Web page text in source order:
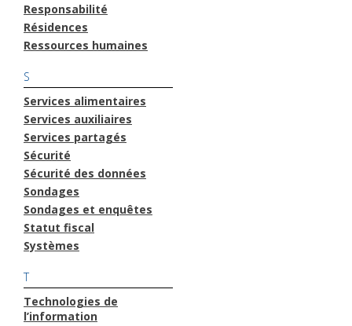
Responsabilité
Résidences
Ressources humaines
S
Services alimentaires
Services auxiliaires
Services partagés
Sécurité
Sécurité des données
Sondages
Sondages et enquêtes
Statut fiscal
Systèmes
T
Technologies de
l’information